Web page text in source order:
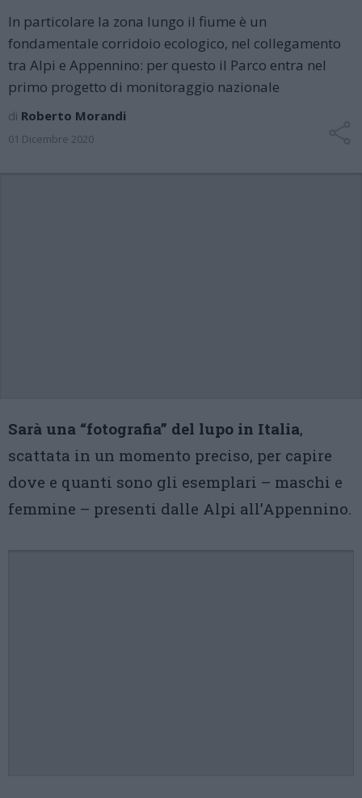
In particolare la zona lungo il fiume è un
fondamentale corridoio ecologico, nel collegamento
tra Alpi e Appennino: per questo il Parco entra nel
primo progetto di monitoraggio nazionale
di Roberto Morandi
01 Dicembre 2020
Sarà una “fotografia” del lupo in Italia,
scattata in un momento preciso, per capire
dove e quanti sono gli esemplari – maschi e
femmine – presenti dalle Alpi all’Appennino.